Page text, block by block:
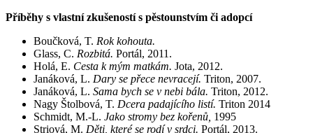
Příběhy s vlastní zkušeností s pěstounstvím či adopcí
Boučková, T. Rok kohouta.
Glass, C. Rozbitá. Portál, 2011.
Holá, E. Cesta k mým matkám. Jota, 2012.
Janáková, L. Dary se přece nevracejí. Triton, 2007.
Janáková, L. Sama bych se v nebi bála. Triton, 2012.
Nagy Štolbová, T. Dcera padajícího listí. Triton 2014
Schmidt, M.-L. Jako stromy bez kořenů, 1995
Striová, M. Děti, které se rodí v srdci. Portál, 2013.